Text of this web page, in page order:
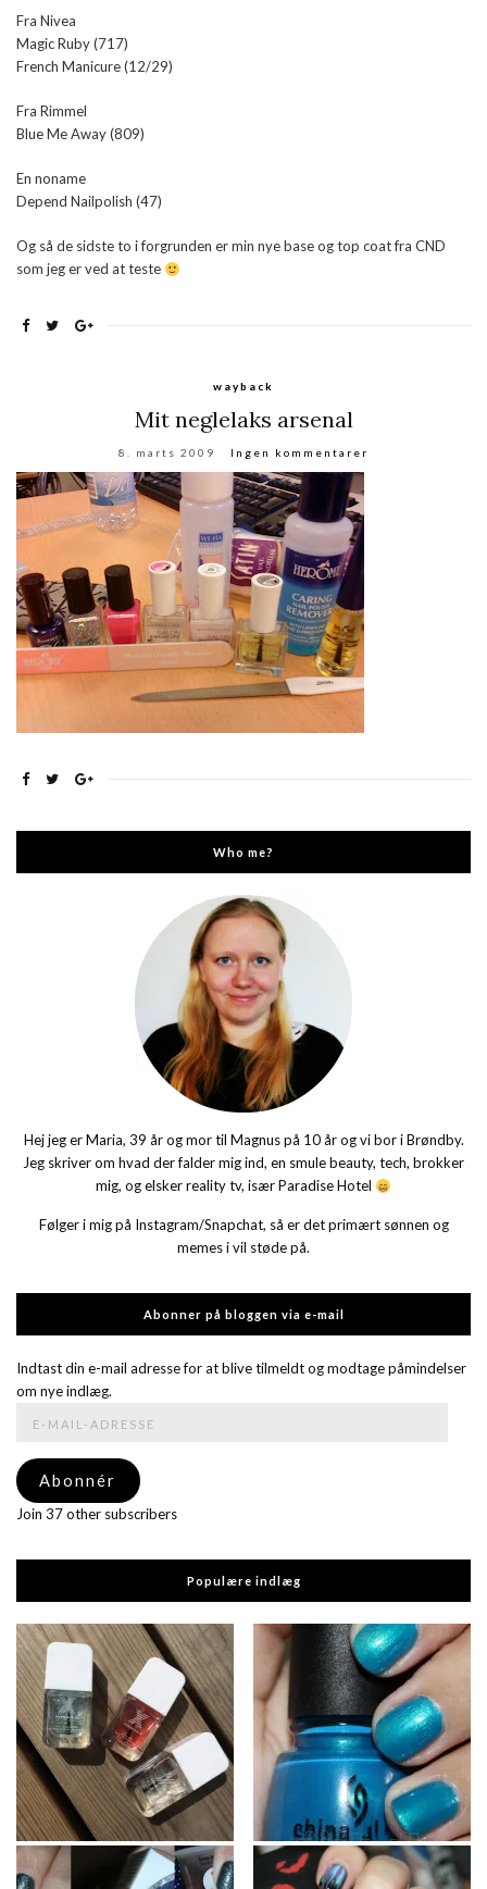
Fra Nivea
Magic Ruby (717)
French Manicure (12/29)
Fra Rimmel
Blue Me Away (809)
En noname
Depend Nailpolish (47)
Og så de sidste to i forgrunden er min nye base og top coat fra CND
som jeg er ved at teste
wayback
Mit neglelaks arsenal
8. marts 2009 Ingen kommentarer
Who me?
Hej jeg er Maria, 39 år og mor til Magnus på 10 år og vi bor i Brøndby.
Jeg skriver om hvad der falder mig ind, en smule beauty, tech, brokker
mig, og elsker reality tv, især Paradise Hotel
Følger i mig på Instagram/Snapchat, så er det primært sønnen og
memes i vil støde på.
Abonner på bloggen via e-mail
Indtast din e-mail adresse for at blive tilmeldt og modtage påmindelser
om nye indlæg.
adresse
Abonnér
Join 37 other subscribers
Populære indlæg